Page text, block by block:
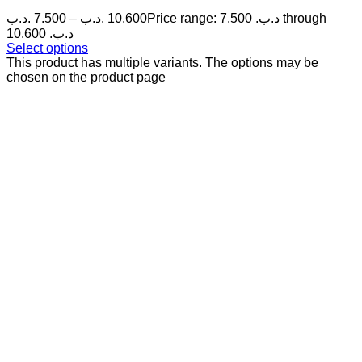
7.500 .د.ب – 10.600 .د.ب
Price range: 7.500 .د.ب through
10.600 .د.ب
Select options
This product has multiple variants. The options may be
chosen on the product page